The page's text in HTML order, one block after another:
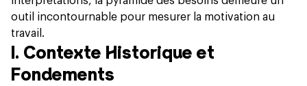
outil incontournable pour mesurer la motivation au
travail.
I. Contexte Historique et
Fondements